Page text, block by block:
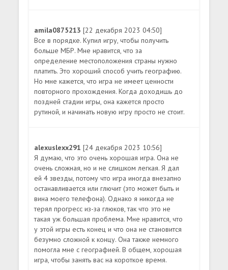
amila0875213[22 декабря 2023 04:50]
Все в порядке. Купил игру, чтобы получить
больше МБР. Мне нравится, что за
определение местоположения страны нужно
платить. Это хороший способ учить географию.
Но мне кажется, что игра не имеет ценности
повторного прохождения. Когда доходишь до
поздней стадии игры, она кажется просто
рутиной, и начинать новую игру просто не стоит.
alexuslexx291[24 декабря 2023 10:56]
Я думаю, что это очень хорошая игра. Она не
очень сложная, но и не слишком легкая. Я дал
ей 4 звезды, потому что игра иногда внезапно
останавливается или глючит (это может быть и
вина моего телефона). Однако я никогда не
терял прогресс из-за глюков, так что это не
такая уж большая проблема. Мне нравится, что
у этой игры есть конец и что она не становится
безумно сложной к концу. Она также немного
помогла мне с географией. В общем, хорошая
игра, чтобы занять вас на короткое время.